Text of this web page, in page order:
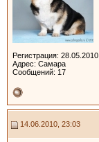
Регистрация: 28.05.2010
Адрес: Самара
Сообщений: 17
14.06.2010, 23:03